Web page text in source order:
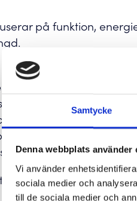
Samtycke
Denna webbplats använder
Vi använder
sociala medier och
till de sociala medier och
på funktion,
tvätt
på
BRF:er och
med ledande
Miele Professional
omfattar: